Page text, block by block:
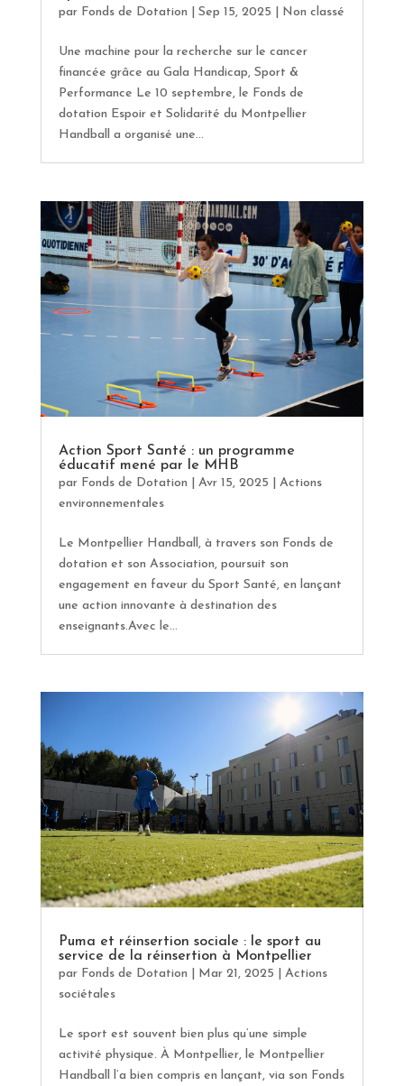
par Fonds de Dotation Sep 15, 2025 Non classé
Une machine pour la recherche sur le cancer
financée grâce au Gala Handicap, Sport &
Performance Le 10 septembre, le Fonds de
dotation Espoir et Solidarité du Montpellier
Handball a organisé une...
Action Sport Santé : un programme
éducatif mené par le MHB
par Fonds de Dotation Avr 15, 2025
Actions
environnementales
Le Montpellier Handball, à travers son Fonds de
dotation et son Association, poursuit son
engagement en faveur du Sport Santé, en lançant
une action innovante à destination des
enseignants.Avec le...
Puma et réinsertion sociale : le sport au
service de la réinsertion à Montpellier
par Fonds de Dotation Mar 21, 2025
Actions
sociétales
Le sport est souvent bien plus qu’une simple
activité physique. À Montpellier, le Montpellier
Handball l’a bien compris en lançant, via son Fonds